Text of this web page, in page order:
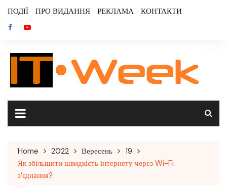
content
ПОДІЇ ПРО ВИДАННЯ РЕКЛАМА КОНТАКТИ
Home 2022 Вересень
19
Як збільшити швидкість інтернету через Wi-Fi
з’єднання?